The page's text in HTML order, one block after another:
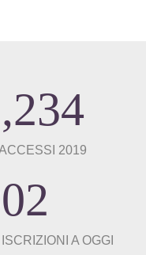
2019
ISCRIZIONI A OGGI